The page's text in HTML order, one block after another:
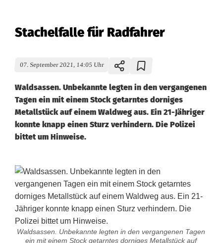
Stachelfalle für Radfahrer
07. September 2021, 14:05 Uhr
Waldsassen. Unbekannte legten in den vergangenen
Tagen ein mit einem Stock getarntes dorniges
Metallstück auf einem Waldweg aus. Ein 21-Jähriger
konnte knapp einen Sturz verhindern. Die Polizei
bittet um Hinweise.
Waldsassen. Unbekannte legten in den vergangenen Tagen
ein mit einem Stock getarntes dorniges Metallstück auf